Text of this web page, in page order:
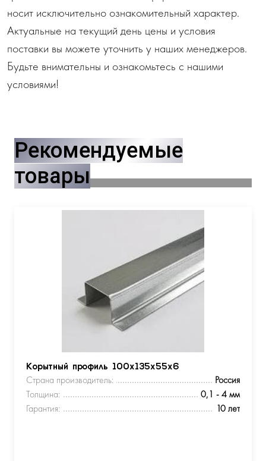
носит исключительно ознакомительный характер.
Актуальные на текущий день цены и условия
поставки вы можете уточнить у наших менеджеров.
Будьте внимательны и ознакомьтесь с нашими
условиями!
Рекомендуемые
товары
Корытный профиль 100х135х55х6
Страна производитель:
Россия
Толщина:
0,1 - 4 мм
Гарантия:
10 лет